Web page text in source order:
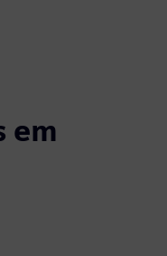
em